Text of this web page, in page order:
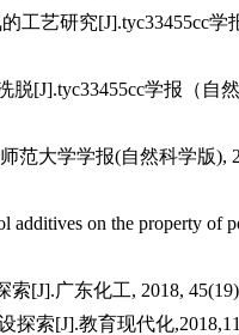
工艺研究[J].tyc33455cc学
脱[J].tyc33455cc学报（自
范大学学报(自然科学版),
additives on the property of
[J].广东化工, 2018,
索[J].教育现代化